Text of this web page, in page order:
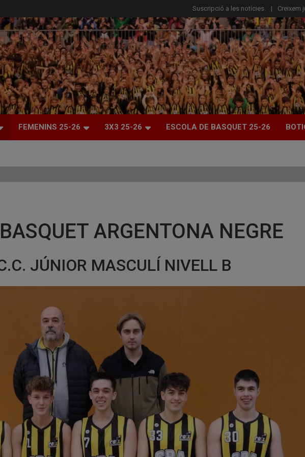
Suscripció a les notícies. Creixem
FEMENINS 25-26 3X3 25-26 ESCOLA DE BASQUET 25-26
ARGENTONA NEGRE
JÚNIOR MASCULÍ NIVELL B